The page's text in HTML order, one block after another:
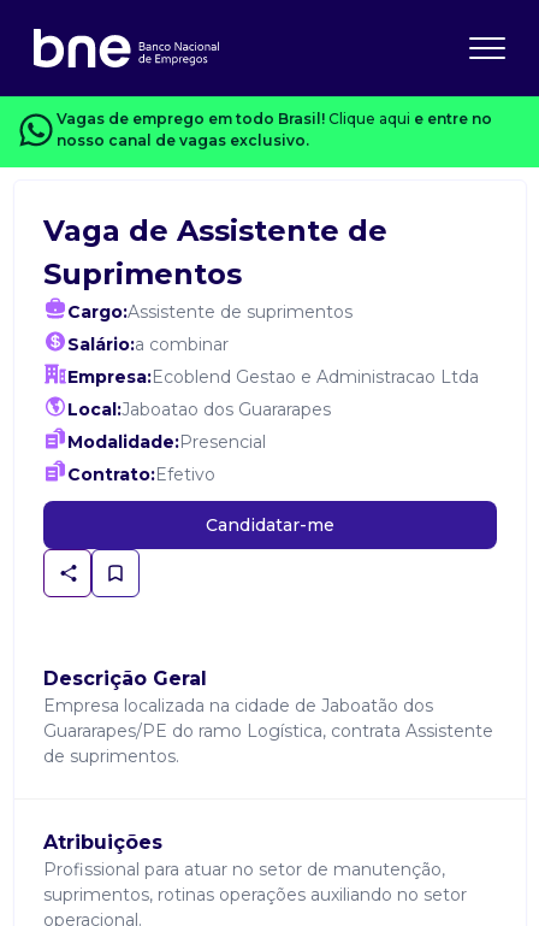
Vagas de emprego em todo Brasil! Clique aqui e entre no
nosso canal de vagas exclusivo.
Vaga de Assistente de
Suprimentos
Cargo:Assistente de suprimentos
Salário:a combinar
Empresa:Ecoblend Gestao e Administracao Ltda
Local:Jaboatao dos Guararapes
Modalidade:Presencial
Contrato:Efetivo
Candidatar-me
Descrição Geral
Empresa localizada na cidade de Jaboatão dos
Guararapes/PE do ramo Logística, contrata Assistente
de suprimentos.
Atribuições
Profissional para atuar no setor de manutenção,
suprimentos, rotinas operações auxiliando no setor
operacional.